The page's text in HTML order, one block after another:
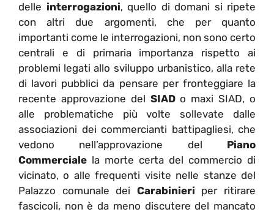
delle interrogazioni, quello di domani si ripete
con altri due argomenti, che per quanto
importanti come le interrogazioni, non sono certo
centrali e di primaria importanza rispetto ai
problemi legati allo sviluppo urbanistico, alla rete
di lavori pubblici da pensare per fronteggiare la
recente approvazione del SIADo maxi SIAD, o
alle problematiche più volte sollevate dalle
associazioni dei commercianti battipagliesi, che
vedono nell’approvazione del Piano
Commerciale la morte certa del commercio di
vicinato, o alle frequenti visite nelle stanze del
Palazzo comunale dei Carabinieri per ritirare
fascicoli, non è da meno discutere del mancato